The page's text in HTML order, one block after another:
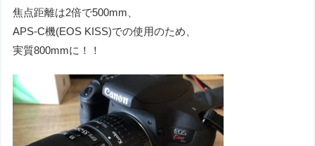
焦点距離は2倍で500mm、
APS-C機(EOS KISS)での使用のため、
実質800mmに！！